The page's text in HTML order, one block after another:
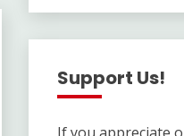
Support Us!